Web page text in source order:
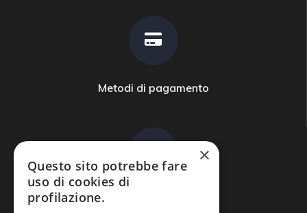
Metodi di pagamento
Domande frequenti
×
Questo sito potrebbe fare
uso di cookies di
profilazione.